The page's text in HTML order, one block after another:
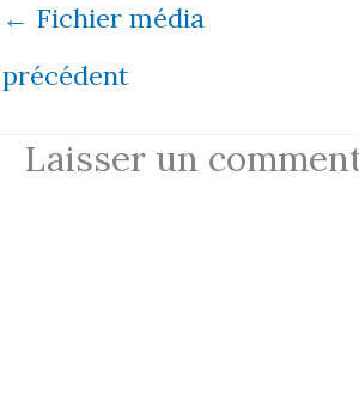
← Fichier média
précédent
Laisser un